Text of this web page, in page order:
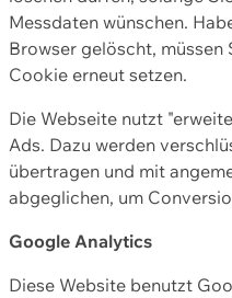
Messdaten wünschen.
Browser gelöscht,
Cookie erneut setzen.
Die Webseite nutzt
Ads. Dazu werden
übertragen und mit
abgeglichen, um
Google Analytics
Diese Website benutzt